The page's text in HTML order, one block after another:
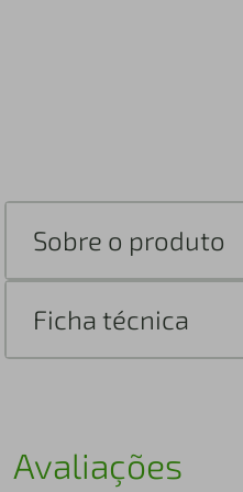
Sobre o produto
Ficha técnica
Avaliações